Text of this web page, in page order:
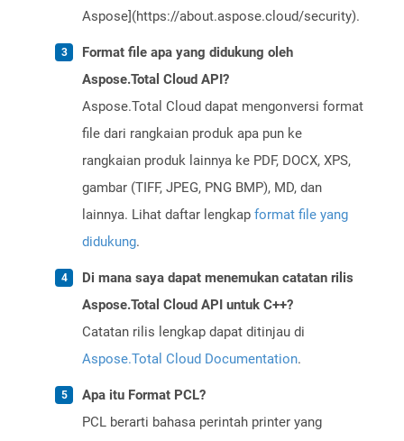
Aspose](https://about.aspose.cloud/security).
Format file apa yang didukung oleh
Aspose.Total Cloud API?
Aspose.Total Cloud dapat mengonversi format
file dari rangkaian produk apa pun ke
rangkaian produk lainnya ke PDF, DOCX, XPS,
gambar (TIFF, JPEG, PNG BMP), MD, dan
lainnya. Lihat daftar lengkap format file yang
didukung.
Di mana saya dapat menemukan catatan rilis
Aspose.Total Cloud API untuk C++?
Catatan rilis lengkap dapat ditinjau di
Aspose.Total Cloud Documentation.
Apa itu Format PCL?
PCL berarti bahasa perintah printer yang